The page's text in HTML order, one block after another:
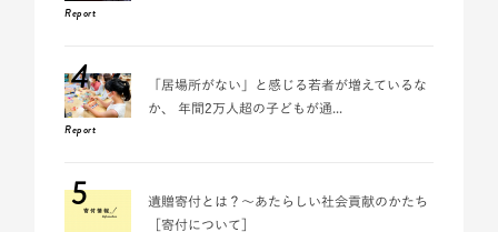
Report
4
Report
「居場所がない」と感じる若者が増えているな
か、 年間2万人超の子どもが通...
5
遺贈寄付とは？～あたらしい社会貢献のかたち
［寄付について］